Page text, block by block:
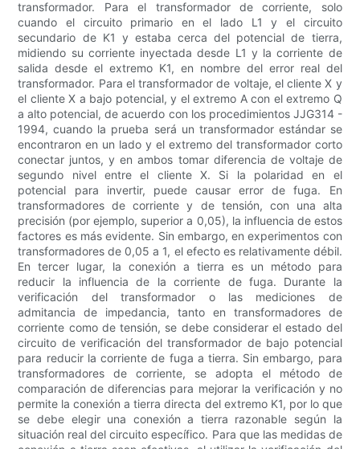
transformador. Para el transformador de corriente, solo
cuando el circuito primario en el lado L1 y el circuito
secundario de K1 y estaba cerca del potencial de tierra,
midiendo su corriente inyectada desde L1 y la corriente de
salida desde el extremo K1, en nombre del error real del
transformador. Para el transformador de voltaje, el cliente X y
el cliente X a bajo potencial, y el extremo A con el extremo Q
a alto potencial, de acuerdo con los procedimientos JJG314 -
1994, cuando la prueba será un transformador estándar se
encontraron en un lado y el extremo del transformador corto
conectar juntos, y en ambos tomar diferencia de voltaje de
segundo nivel entre el cliente X. Si la polaridad en el
potencial para invertir, puede causar error de fuga. En
transformadores de corriente y de tensión, con una alta
precisión (por ejemplo, superior a 0,05), la influencia de estos
factores es más evidente. Sin embargo, en experimentos con
transformadores de 0,05 a 1, el efecto es relativamente débil.
En tercer lugar, la conexión a tierra es un método para
reducir la influencia de la corriente de fuga. Durante la
verificación del transformador o las mediciones de
admitancia de impedancia, tanto en transformadores de
corriente como de tensión, se debe considerar el estado del
circuito de verificación del transformador de bajo potencial
para reducir la corriente de fuga a tierra. Sin embargo, para
transformadores de corriente, se adopta el método de
comparación de diferencias para mejorar la verificación y no
permite la conexión a tierra directa del extremo K1, por lo que
se debe elegir una conexión a tierra razonable según la
situación real del circuito específico. Para que las medidas de